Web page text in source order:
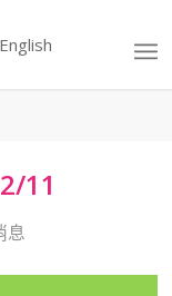
English
11
息